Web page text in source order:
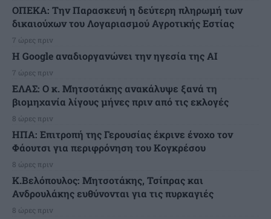
ΟΠΕΚΑ: Την Παρασκευή η δεύτερη πληρωμή των
δικαιούχων του Λογαριασμού Αγροτικής Εστίας
7 ώρες πριν
H Google αναδιοργανώνει την ηγεσία της AI
7 ώρες πριν
ΕΛΑΣ: Ο κ. Μητσοτάκης ανακάλυψε ξανά τη
βιομηχανία λίγους μήνες πριν από τις εκλογές
8 ώρες πριν
ΗΠΑ: Επιτροπή της Γερουσίας έκρινε ένοχο τον
Φάουτσι για περιφρόνηση του Κογκρέσου
8 ώρες πριν
K.Βελόπουλος: Μητσοτάκης, Τσίπρας και
Ανδρουλάκης ευθύνονται για τις πυρκαγιές
8 ώρες πριν